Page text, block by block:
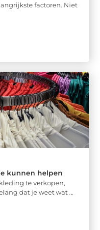
factoren. Niet
kunnen helpen
te verkopen,
dat je weet wat ...